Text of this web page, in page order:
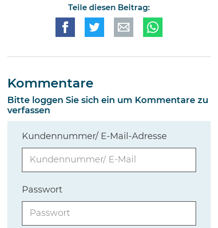
Teile diesen Beitrag:
Kommentare
Bitte loggen Sie sich ein um Kommentare zu
verfassen
Kundennummer/ E-Mail-Adresse
Passwort